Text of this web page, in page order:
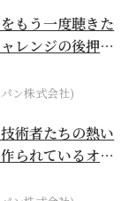
もう一度聴きた
レンジの後押し
ン株式会社)
術者たちの熱い
られているオー